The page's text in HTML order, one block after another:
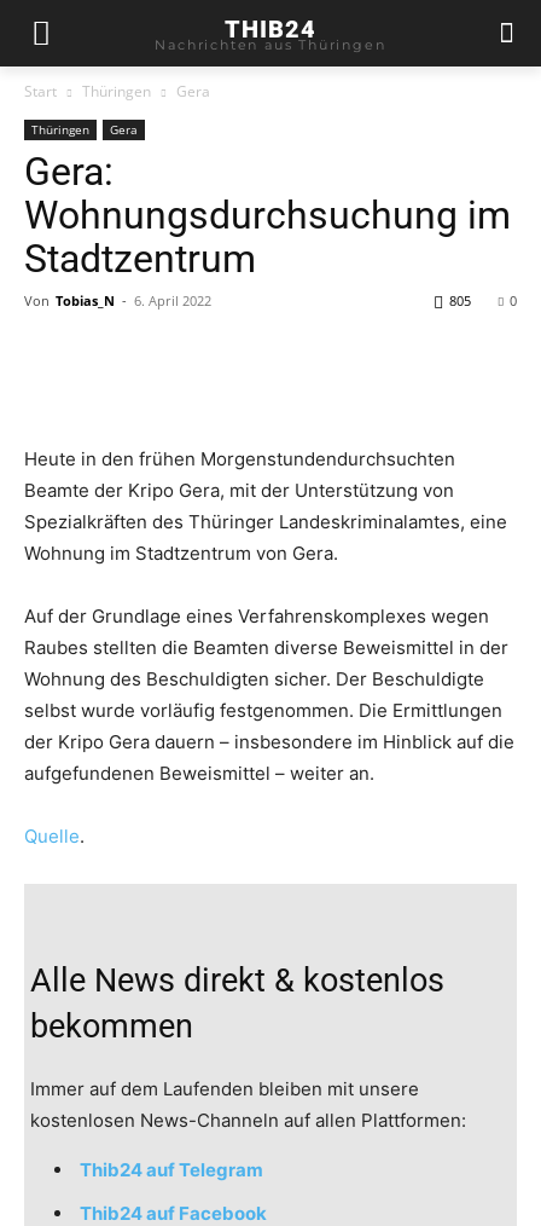
THIB24
Nachrichten aus Thüringen
Start Thüringen Gera
Thüringen Gera
Gera:
Wohnungsdurchsuchung im
Stadtzentrum
Von Tobias_N - 6. April 2022 0
805
Heute in den frühen Morgenstundendurchsuchten
Beamte der Kripo Gera, mit der Unterstützung von
Spezialkräften des Thüringer Landeskriminalamtes, eine
Wohnung im Stadtzentrum von Gera.
Auf der Grundlage eines Verfahrenskomplexes wegen
Raubes stellten die Beamten diverse Beweismittel in der
Wohnung des Beschuldigten sicher. Der Beschuldigte
selbst wurde vorläufig festgenommen. Die Ermittlungen
der Kripo Gera dauern – insbesondere im Hinblick auf die
aufgefundenen Beweismittel – weiter an.
Quelle.
Alle News direkt & kostenlos
bekommen
Immer auf dem Laufenden bleiben mit unsere
kostenlosen News-Channeln auf allen Plattformen:
Thib24 auf Telegram
Thib24 auf Facebook